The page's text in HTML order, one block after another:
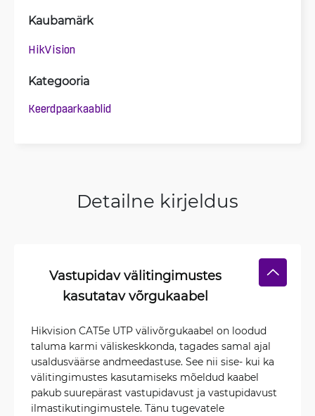
Kaubamärk
HikVision
Kategooria
Keerdpaarkaablid
Detailne kirjeldus
Vastupidav välitingimustes
kasutatav võrgukaabel
Hikvision CAT5e UTP välivõrgukaabel on loodud
taluma karmi väliskeskkonda, tagades samal ajal
usaldusväärse andmeedastuse. See nii sise- kui ka
välitingimustes kasutamiseks mõeldud kaabel
pakub suurepärast vastupidavust ja vastupidavust
ilmastikutingimustele. Tänu tugevatele